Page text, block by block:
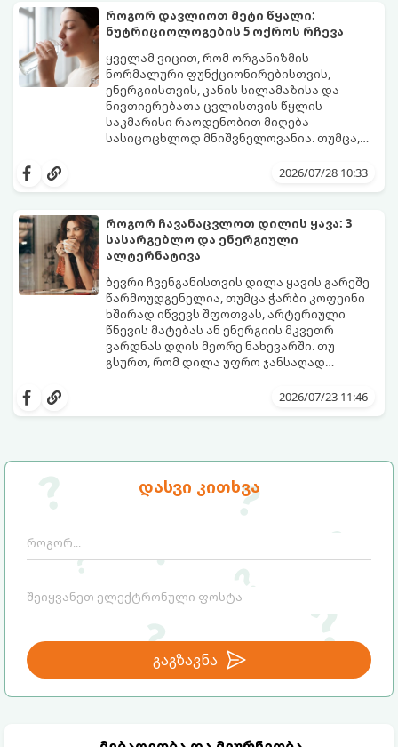
დასვი კითხვა
გაგზავნა
საშუალოდ 40-დან 50 წლამდე ასაკში იწყება
და შესაძლოა 4-დან 8 წლამდე
გაგრძელდეს).
იმისათვის, რომ ეს პერიოდი შფოთვის
გარეშე გაიაროთ, მნიშვნელოვანია
იცოდეთ, რა სიგნალებს გზავნის ორგანიზმი
და როგორ შეიმსუბუქოთ მდგომარეობა
მეან-გინეკოლოგებისა და
ნუტრიციოლოგების რეკომენდაციებით.
როგორ დავლიოთ მეტი წყალი:
ნუტრიციოლოგების 5 ოქროს რჩევა
ყველამ ვიცით, რომ ორგანიზმის
ნორმალური ფუნქციონირებისთვის,
ენერგიისთვის, კანის სილამაზისა და
ნივთიერებათა ცვლისთვის წყლის
საკმარისი რაოდენობით მიღება
სასიცოცხლოდ მნიშვნელოვანია. თუმცა,
უბრალოდ ჩვევის არქონის გამო, დღის
გამოწვევად რჩება.
დალევა ან მისი გემო მოსაწყენი
დაგეხმარებათ, წყლის სმა
ყოველდღიურ, სასიამოვნო ჩვევად
აქციოთ.
2026/07/28 10:33
როგორ ჩავანაცვლოთ დილის ყავა: 3
სასარგებლო და ენერგიული
ალტერნატივა
ბევრი ჩვენგანისთვის დილა ყავის გარეშე
წარმოუდგენელია, თუმცა ჭარბი კოფეინი
ხშირად იწვევს შფოთვას, არტერიული
წნევის მატებას ან ენერგიის მკვეთრ
ვარდნას დღის მეორე ნახევარში. თუ
გსურთ, რომ დილა უფრო ჯანსაღად
შეინარჩუნოთ, ექსპერტები ყავის სამ
თქვენთვის სასურველი სასმელი:2026/07/23 11:46